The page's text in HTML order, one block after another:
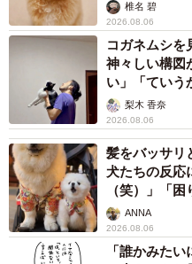
椎名 碧
2026.08.06
コガネムシを
神々しい構
い」「ていう
梨木 香奈
2026.08.06
髪をバッサリ
犬たちの反応
（笑）」「困
ANNA
2026.08.06
「誰かみた